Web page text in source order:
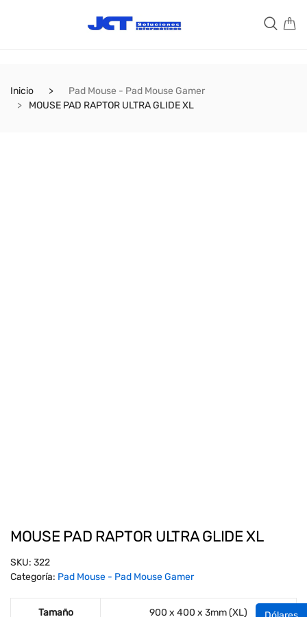
Inicio
Pad Mouse - Pad Mouse Gamer
MOUSE PAD RAPTOR ULTRA GLIDE XL
MOUSE PAD RAPTOR ULTRA GLIDE XL
SKU: 322
Categoría: Pad Mouse - Pad Mouse Gamer
Tamaño 900 x 400 x 3mm (XL)